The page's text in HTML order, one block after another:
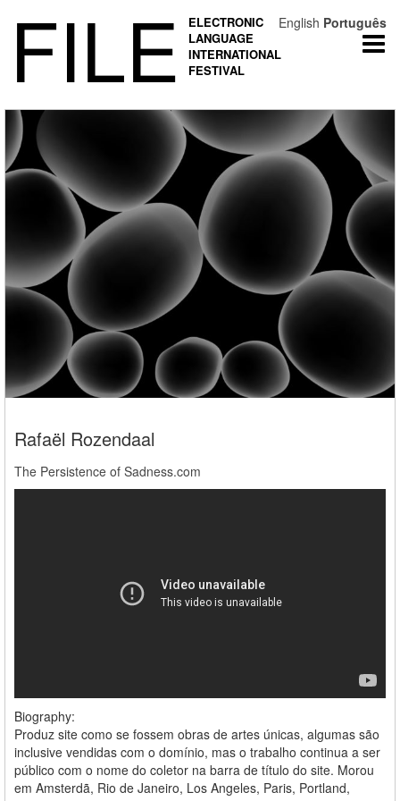
FILE
ELECTRONIC
LANGUAGE
INTERNATIONAL
FESTIVAL
Rafaël Rozendaal
The Persistence of Sadness.com
Biography:
Produz site como se fossem obras de artes únicas, algumas são
inclusive vendidas com o domínio, mas o trabalho continua a ser
público com o nome do coletor na barra de título do site. Morou
em Amsterdã, Rio de Janeiro, Los Angeles, Paris, Portland,
English Português